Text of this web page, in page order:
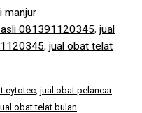
manjur
081391120345, jual
, jual obat telat
cytotec jual obat pelancar
obat telat bulan